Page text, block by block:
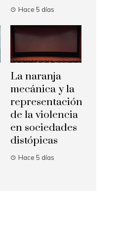
Hace 5 días
La naranja
mecánica y la
representación
de la violencia
en sociedades
distópicas
Hace 5 días